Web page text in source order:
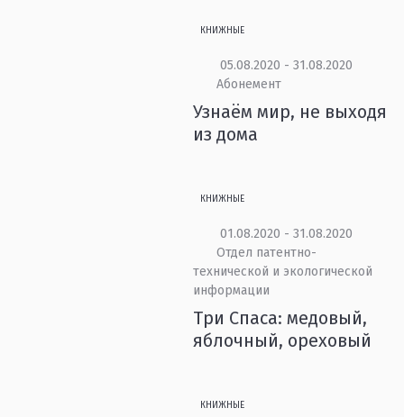
КНИЖНЫЕ
05.08.2020 - 31.08.2020
Абонемент
Узнаём мир, не выходя
из дома
КНИЖНЫЕ
01.08.2020 - 31.08.2020
Отдел патентно-
технической и экологической
информации
Три Спаса: медовый,
яблочный, ореховый
КНИЖНЫЕ